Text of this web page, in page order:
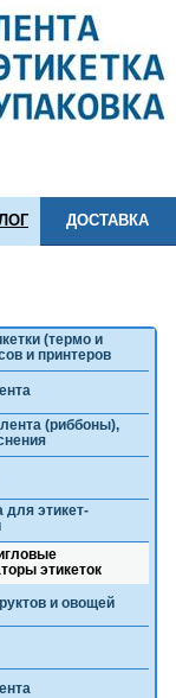
ДОСТАВКА
(термо и
и принтеров
(риббоны),
для этикет-
этикеток
и овощей